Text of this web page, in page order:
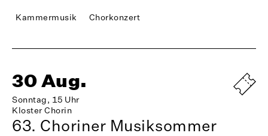
Kammermusik Chorkonzert
30 Aug.
Sonntag, 15 Uhr
Kloster Chorin
63. Choriner Musiksommer